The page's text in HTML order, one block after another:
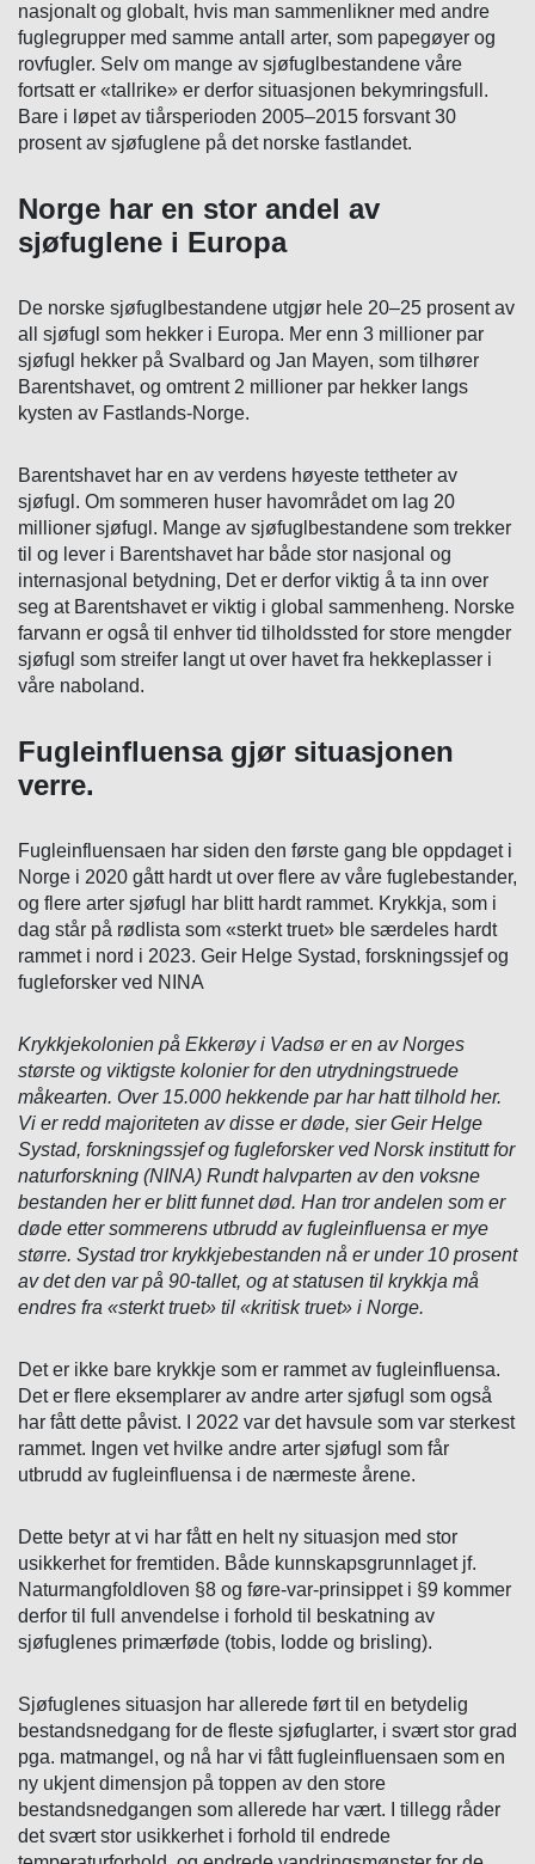
nasjonalt og globalt, hvis man sammenlikner med andre
fuglegrupper med samme antall arter, som papegøyer og
rovfugler. Selv om mange av sjøfuglbestandene våre
fortsatt er «tallrike» er derfor situasjonen bekymringsfull.
Bare i løpet av tiårsperioden 2005–2015 forsvant 30
prosent av sjøfuglene på det norske fastlandet.
Norge har en stor andel av
sjøfuglene i Europa
De norske sjøfuglbestandene utgjør hele 20–25 prosent av
all sjøfugl som hekker i Europa. Mer enn 3 millioner par
sjøfugl hekker på Svalbard og Jan Mayen, som tilhører
Barentshavet, og omtrent 2 millioner par hekker langs
kysten av Fastlands-Norge.
Barentshavet har en av verdens høyeste tettheter av
sjøfugl. Om sommeren huser havområdet om lag 20
millioner sjøfugl. Mange av sjøfuglbestandene som trekker
til og lever i Barentshavet har både stor nasjonal og
internasjonal betydning, Det er derfor viktig å ta inn over
seg at Barentshavet er viktig i global sammenheng. Norske
farvann er også til enhver tid tilholdssted for store mengder
sjøfugl som streifer langt ut over havet fra hekkeplasser i
våre naboland.
Fugleinfluensa gjør situasjonen
verre.
Fugleinfluensaen har siden den første gang ble oppdaget i
Norge i 2020 gått hardt ut over flere av våre fuglebestander,
og flere arter sjøfugl har blitt hardt rammet. Krykkja, som i
dag står på rødlista som «sterkt truet» ble særdeles hardt
rammet i nord i 2023. Geir Helge Systad, forskningssjef og
fugleforsker ved NINA
Krykkjekolonien på Ekkerøy i Vadsø er en av Norges
største og viktigste kolonier for den utrydningstruede
måkearten. Over 15.000 hekkende par har hatt tilhold her.
Vi er redd majoriteten av disse er døde, sier Geir Helge
Systad, forskningssjef og fugleforsker ved Norsk institutt for
naturforskning (NINA) Rundt halvparten av den voksne
bestanden her er blitt funnet død. Han tror andelen som er
døde etter sommerens utbrudd av fugleinfluensa er mye
større. Systad tror krykkjebestanden nå er under 10 prosent
av det den var på 90-tallet, og at statusen til krykkja må
endres fra «sterkt truet» til «kritisk truet» i Norge.
Det er ikke bare krykkje som er rammet av fugleinfluensa.
Det er flere eksemplarer av andre arter sjøfugl som også
har fått dette påvist. I 2022 var det havsule som var sterkest
rammet. Ingen vet hvilke andre arter sjøfugl som får
utbrudd av fugleinfluensa i de nærmeste årene.
Dette betyr at vi har fått en helt ny situasjon med stor
usikkerhet for fremtiden. Både kunnskapsgrunnlaget jf.
Naturmangfoldloven §8 og føre-var-prinsippet i §9 kommer
derfor til full anvendelse i forhold til beskatning av
sjøfuglenes primærføde (tobis, lodde og brisling).
Sjøfuglenes situasjon har allerede ført til en betydelig
bestandsnedgang for de fleste sjøfuglarter, i svært stor grad
pga. matmangel, og nå har vi fått fugleinfluensaen som en
ny ukjent dimensjon på toppen av den store
bestandsnedgangen som allerede har vært. I tillegg råder
det svært stor usikkerhet i forhold til endrede